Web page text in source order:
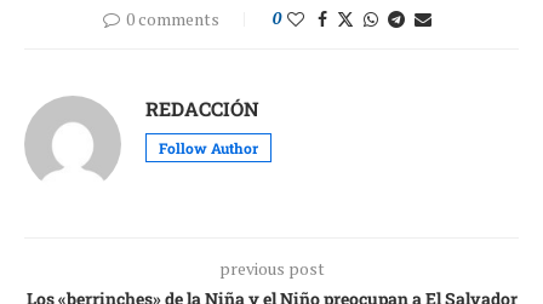
0 comments 0
REDACCIÓN
Follow Author
previous post
Los «berrinches» de la Niña y el Niño preocupan a El Salvador